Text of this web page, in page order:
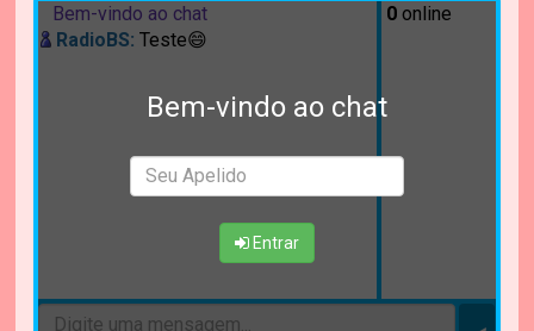
Bem-vindo ao chat
Entrar
Bem-vindo ao chat
RadioBS: Teste😄
0online